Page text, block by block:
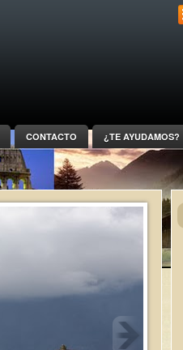
CONTACTO ¿TE AYUDAMOS?